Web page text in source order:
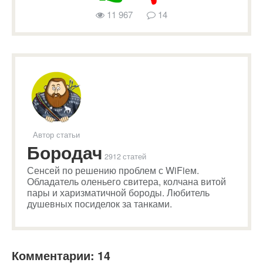
11 967 14
Автор статьи
Бородач 2912 статей
Сенсей по решению проблем с WiFiем.
Обладатель оленьего свитера, колчана витой
пары и харизматичной бороды. Любитель
душевных посиделок за танками.
Комментарии: 14